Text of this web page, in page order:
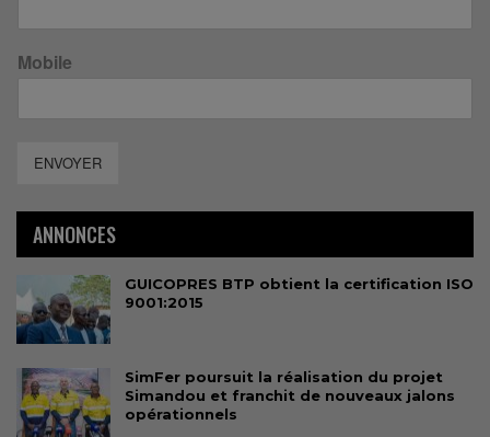
Mobile
ENVOYER
ANNONCES
GUICOPRES BTP obtient la certification ISO
9001:2015
SimFer poursuit la réalisation du projet
Simandou et franchit de nouveaux jalons
opérationnels